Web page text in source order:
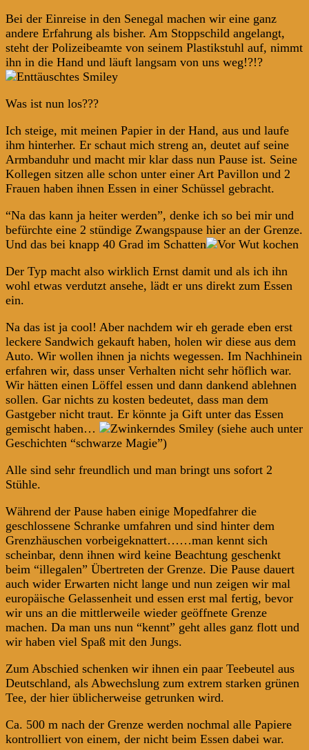
Bei der Einreise in den Senegal machen wir eine ganz
andere Erfahrung als bisher. Am Stoppschild angelangt,
steht der Polizeibeamte von seinem Plastikstuhl auf, nimmt
ihn in die Hand und läuft langsam von uns weg!?!?
Was ist nun los???
Ich steige, mit meinen Papier in der Hand, aus und laufe
ihm hinterher. Er schaut mich streng an, deutet auf seine
Armbanduhr und macht mir klar dass nun Pause ist. Seine
Kollegen sitzen alle schon unter einer Art Pavillon und 2
Frauen haben ihnen Essen in einer Schüssel gebracht.
“Na das kann ja heiter werden”, denke ich so bei mir und
befürchte eine 2 stündige Zwangspause hier an der Grenze.
Und das bei knapp 40 Grad im Schatten
Der Typ macht also wirklich Ernst damit und als ich ihn
wohl etwas verdutzt ansehe, lädt er uns direkt zum Essen
ein.
Na das ist ja cool! Aber nachdem wir eh gerade eben erst
leckere Sandwich gekauft haben, holen wir diese aus dem
Auto. Wir wollen ihnen ja nichts wegessen. Im Nachhinein
erfahren wir, dass unser Verhalten nicht sehr höflich war.
Wir hätten einen Löffel essen und dann dankend ablehnen
sollen. Gar nichts zu kosten bedeutet, dass man dem
Gastgeber nicht traut. Er könnte ja Gift unter das Essen
gemischt haben…
(siehe auch unter
Geschichten “schwarze Magie”)
Alle sind sehr freundlich und man bringt uns sofort 2
Stühle.
Während der Pause haben einige Mopedfahrer die
geschlossene Schranke umfahren und sind hinter dem
Grenzhäuschen vorbeigeknattert……man kennt sich
scheinbar, denn ihnen wird keine Beachtung geschenkt
beim “illegalen” Übertreten der Grenze. Die Pause dauert
auch wider Erwarten nicht lange und nun zeigen wir mal
europäische Gelassenheit und essen erst mal fertig, bevor
wir uns an die mittlerweile wieder geöffnete Grenze
machen. Da man uns nun “kennt” geht alles ganz flott und
wir haben viel Spaß mit den Jungs.
Zum Abschied schenken wir ihnen ein paar Teebeutel aus
Deutschland, als Abwechslung zum extrem starken grünen
Tee, der hier üblicherweise getrunken wird.
Ca. 500 m nach der Grenze werden nochmal alle Papiere
kontrolliert von einem, der nicht beim Essen dabei war.